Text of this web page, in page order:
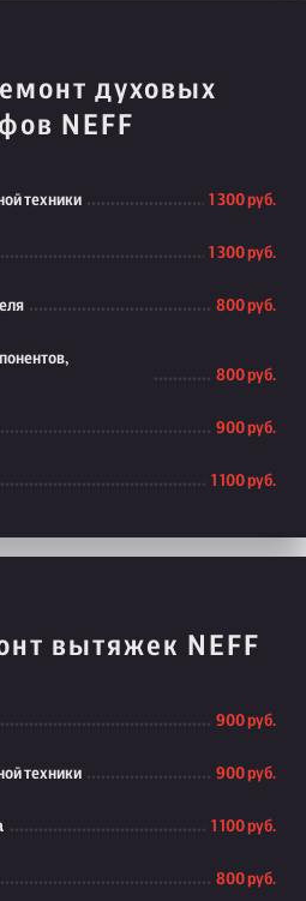
духовых
NEFF
техники 1 300 руб.
1 300 руб.
800 руб.
800 руб.
900 руб.
1 100 руб.
вытяжек NEFF
900 руб.
техники 900 руб.
1 100 руб.
800 руб.